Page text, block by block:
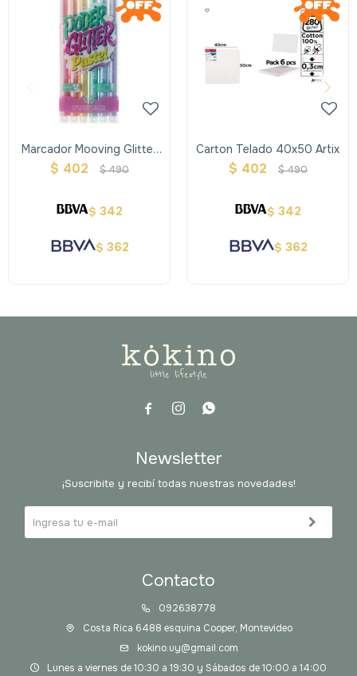
Marcador Mooving Glitter
Pastel X6
$ 402 $490
$ 342
$ 362
Carton Telado 40x50 Artix
$ 402 $490
$ 342
$ 362
  
Contacto
092638778
Costa Rica 6488 esquina Cooper, Montevideo
kokino.uy@gmail.com
Lunes a viernes de 10:30 a 19:30 y Sábados de 10:00 a 14:00
Newsletter
¡Suscribite y recibí todas nuestras novedades!